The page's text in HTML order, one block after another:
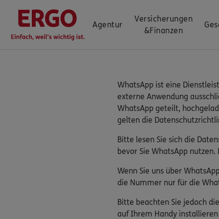
Agentur
Versicherungen
&Finanzen
WhatsApp ist eine
externe Anwendung
WhatsApp geteilt,
gelten die
Bitte lesen Sie sich die
bevor Sie WhatsApp
Wenn Sie uns über
die Nummer nur für die
Bitte beachten Sie jedoch
auf Ihrem Handy